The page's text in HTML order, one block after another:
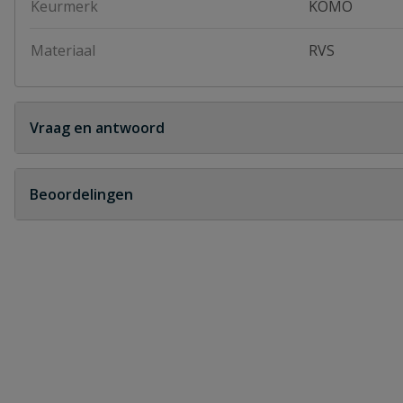
Keurmerk KOMO
Materiaal RVS
Vraag en antwoord
Geen vragen
Beoordelingen